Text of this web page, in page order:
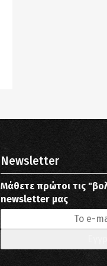
Newsletter
Μάθετε πρώτοι τις
newsletter μας